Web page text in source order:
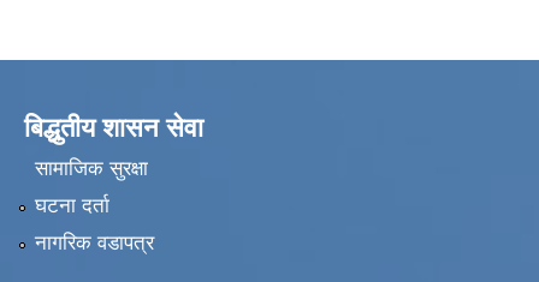
बिद्धुतीय शासन सेवा
सामाजिक सुरक्षा
घटना दर्ता
नागरिक वडापत्र